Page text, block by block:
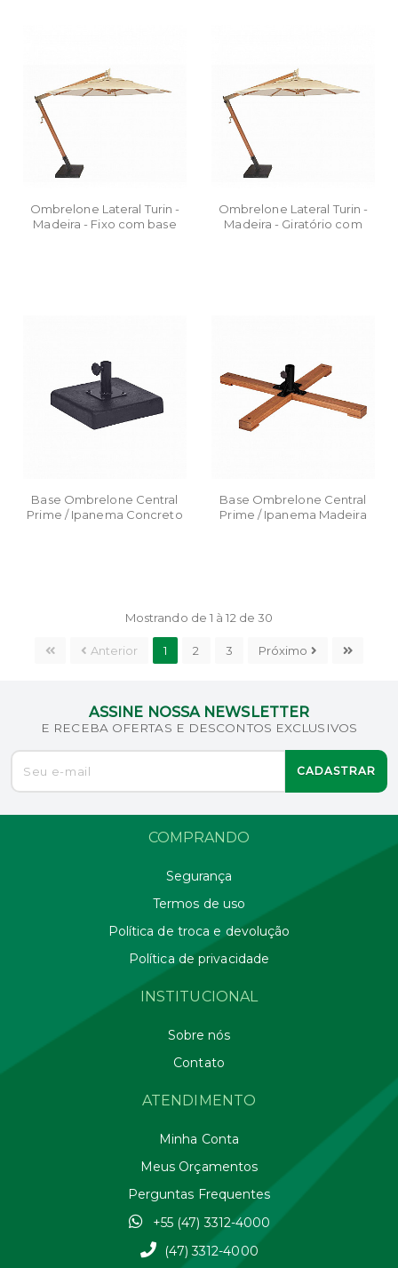
Ombrelone Lateral Turin -
Madeira - Fixo com base
Ombrelone Lateral Turin -
Madeira - Giratório com
Base Ombrelone Central
Prime / Ipanema Concreto
Base Ombrelone Central
Prime / Ipanema Madeira
Mostrando de 1 à 12 de 30
Anterior 1 2 3 Próximo
ASSINE NOSSA NEWSLETTER
E RECEBA OFERTAS E DESCONTOS EXCLUSIVOS
CADASTRAR
COMPRANDO
Segurança
Termos de uso
Política de troca e devolução
Política de privacidade
INSTITUCIONAL
Sobre nós
Contato
ATENDIMENTO
Minha Conta
Meus Orçamentos
Perguntas Frequentes
+55 (47) 3312-4000
(47) 3312-4000